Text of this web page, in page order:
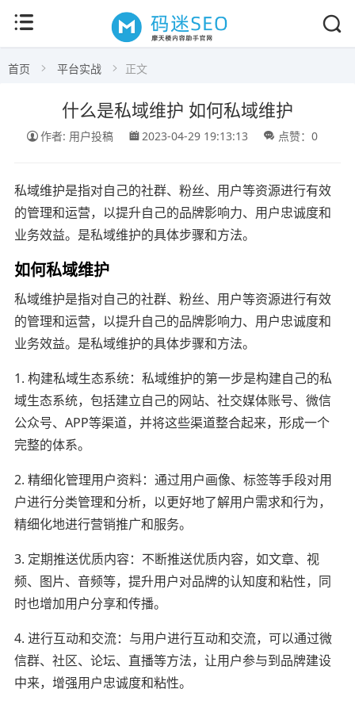
首页 平台实战 正文
什么是私域维护 如何私域维护
作者: 用户投稿 2023-04-29 19:13:13 点赞：0
私域维护是指对自己的社群、粉丝、用户等资源进行有效
的管理和运营，以提升自己的品牌影响力、用户忠诚度和
业务效益。是私域维护的具体步骤和方法。
如何私域维护
私域维护是指对自己的社群、粉丝、用户等资源进行有效
的管理和运营，以提升自己的品牌影响力、用户忠诚度和
业务效益。是私域维护的具体步骤和方法。
1. 构建私域生态系统：私域维护的第一步是构建自己的私
域生态系统，包括建立自己的网站、社交媒体账号、微信
公众号、APP等渠道，并将这些渠道整合起来，形成一个
完整的体系。
2. 精细化管理用户资料：通过用户画像、标签等手段对用
户进行分类管理和分析，以更好地了解用户需求和行为，
精细化地进行营销推广和服务。
3. 定期推送优质内容：不断推送优质内容，如文章、视
频、图片、音频等，提升用户对品牌的认知度和粘性，同
时也增加用户分享和传播。
4. 进行互动和交流：与用户进行互动和交流，可以通过微
信群、社区、论坛、直播等方法，让用户参与到品牌建设
中来，增强用户忠诚度和粘性。